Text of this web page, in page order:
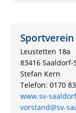
Leustetten 18a
83416 Saaldorf-
Stefan Kern
Telefon: 0170
www.sv-
vorstand@sv-